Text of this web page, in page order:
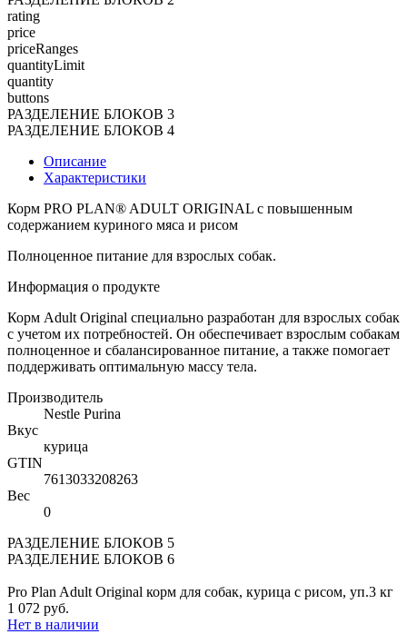
rating
price
priceRanges
quantityLimit
quantity
buttons
РАЗДЕЛЕНИЕ БЛОКОВ 3
РАЗДЕЛЕНИЕ БЛОКОВ 4
Описание
Характеристики
Корм PRO PLAN® ADULT ORIGINAL с повышенным
содержанием куриного мяса и рисом
Полноценное питание для взрослых собак.
Информация о продукте
Корм Adult Original специально разработан для взрослых собак
с учетом их потребностей. Он обеспечивает взрослым собакам
полноценное и сбалансированное питание, а также помогает
поддерживать оптимальную массу тела.
Производитель
Nestle Purina
Вкус
курица
GTIN
7613033208263
Вес
0
РАЗДЕЛЕНИЕ БЛОКОВ 5
РАЗДЕЛЕНИЕ БЛОКОВ 6
Pro Plan Adult Original корм для собак, курица с рисом, уп.3 кг
1 072 руб.
Нет в наличии